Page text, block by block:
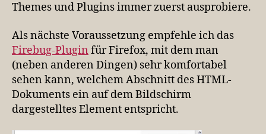
Themes und Plugins immer zuerst ausprobiere.
Als nächste Voraussetzung empfehle ich das
Firebug-Plugin für Firefox, mit dem man
(neben anderen Dingen) sehr komfortabel
sehen kann, welchem Abschnitt des HTML-
Dokuments ein auf dem Bildschirm
dargestelltes Element entspricht.